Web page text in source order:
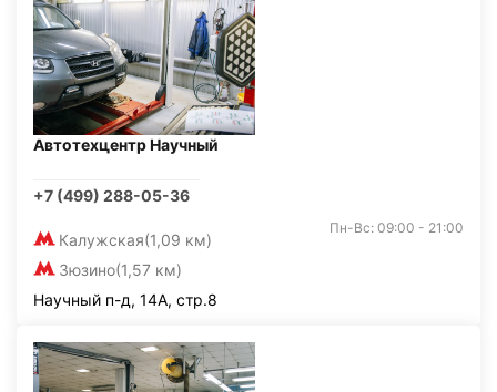
Автотехцентр Научный
+7 (499) 288-05-36
Калужская(1,09 км)
Зюзино(1,57 км)
Пн-Вс: 09:00 - 21:00
Научный п-д, 14А, стр.8